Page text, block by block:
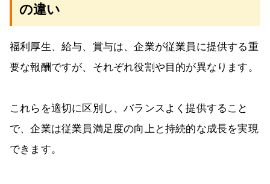
の違い
福利厚生、給与、賞与は、企業が従業員に提供する重
要な報酬ですが、それぞれ役割や目的が異なります。
これらを適切に区別し、バランスよく提供すること
で、企業は従業員満足度の向上と持続的な成長を実現
できます。